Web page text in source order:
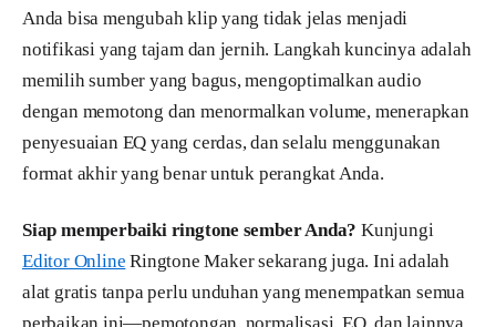
Anda bisa mengubah klip yang tidak jelas menjadi
notifikasi yang tajam dan jernih. Langkah kuncinya adalah
memilih sumber yang bagus, mengoptimalkan audio
dengan memotong dan menormalkan volume, menerapkan
penyesuaian EQ yang cerdas, dan selalu menggunakan
format akhir yang benar untuk perangkat Anda.
Siap memperbaiki ringtone sember Anda? Kunjungi
Editor Online Ringtone Maker sekarang juga. Ini adalah
alat gratis tanpa perlu unduhan yang menempatkan semua